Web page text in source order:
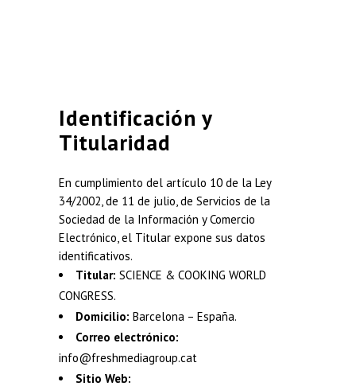
Identificación y
Titularidad
En cumplimiento del artículo 10 de la Ley
34/2002, de 11 de julio, de Servicios de la
Sociedad de la Información y Comercio
Electrónico, el Titular expone sus datos
identificativos.
Titular: SCIENCE & COOKING WORLD
CONGRESS.
Domicilio: Barcelona – España.
Correo electrónico:
info@freshmediagroup.cat
Sitio Web: